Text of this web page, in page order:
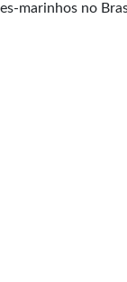
marinhos no